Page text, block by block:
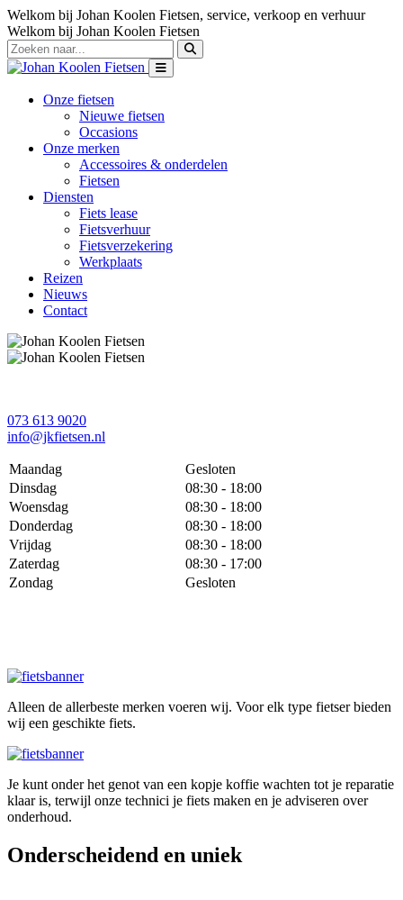
Welkom bij Johan Koolen Fietsen, service, verkoop en verhuur
Welkom bij Johan Koolen Fietsen
Onze fietsen
Nieuwe fietsen
Occasions
Onze merken
Accessoires & onderdelen
Fietsen
Diensten
Fiets lease
Fietsverhuur
Fietsverzekering
Werkplaats
Reizen
Nieuws
Contact
073 613 9020
info@jkfietsen.nl
Maandag
Gesloten
Dinsdag
08:30 - 18:00
Woensdag
08:30 - 18:00
Donderdag
08:30 - 18:00
Vrijdag
08:30 - 18:00
Zaterdag
08:30 - 17:00
Zondag
Gesloten
Alleen de allerbeste merken voeren wij. Voor elk type fietser bieden
wij een geschikte fiets.
Je kunt onder het genot van een kopje koffie wachten tot je reparatie
klaar is, terwijl onze technici je fiets maken en je adviseren over
onderhoud.
Onderscheidend en uniek